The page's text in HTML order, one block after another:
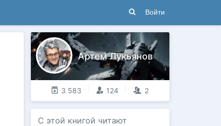
Войти
Артем Лукьянов
3 583 124 2
С этой книгой читают